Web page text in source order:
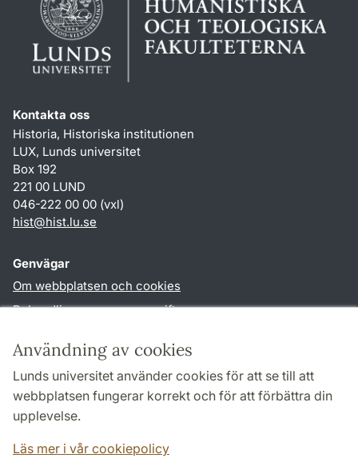
Användning av cookies
Lunds universitet använder cookies för att se till att
webbplatsen fungerar korrekt och för att förbättra din
upplevelse.
Läs mer i vår cookiepolicy
Kontakta oss
Historia, Historiska institutionen
LUX, Lunds universitet
Box 192
221 00 LUND
046-222 00 00 (vxl)
hist@hist.lu.se
Genvägar
Om webbplatsen och cookies
Behandling av personuppgifter
TYPO3-login
Följ oss i sociala medier